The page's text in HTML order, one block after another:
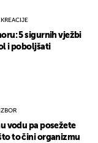
5 sigurnih vježbi
i poboljšati
vodu pa posežete
to čini organizmu